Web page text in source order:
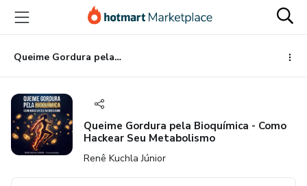
para
conteúdo
principal
para
pagamento
para
rodapé
Queime Gordura pela Bioquímica - Como Hackear Seu Metabolismo
Queime Gordura pela Bioquímica - Como
Hackear Seu Metabolismo
Renê Kuchla Júnior